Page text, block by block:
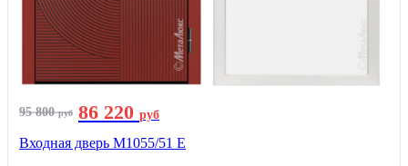
95 800руб 86 220 руб
Входная дверь М1055/51 Е